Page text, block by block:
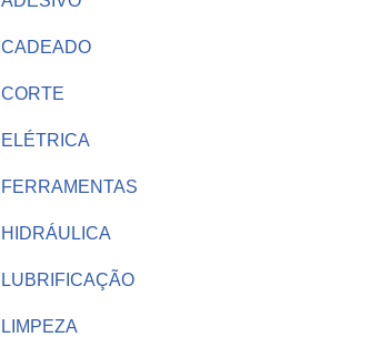
CADEADO
CORTE
ELÉTRICA
FERRAMENTAS
HIDRÁULICA
LUBRIFICAÇÃO
LIMPEZA